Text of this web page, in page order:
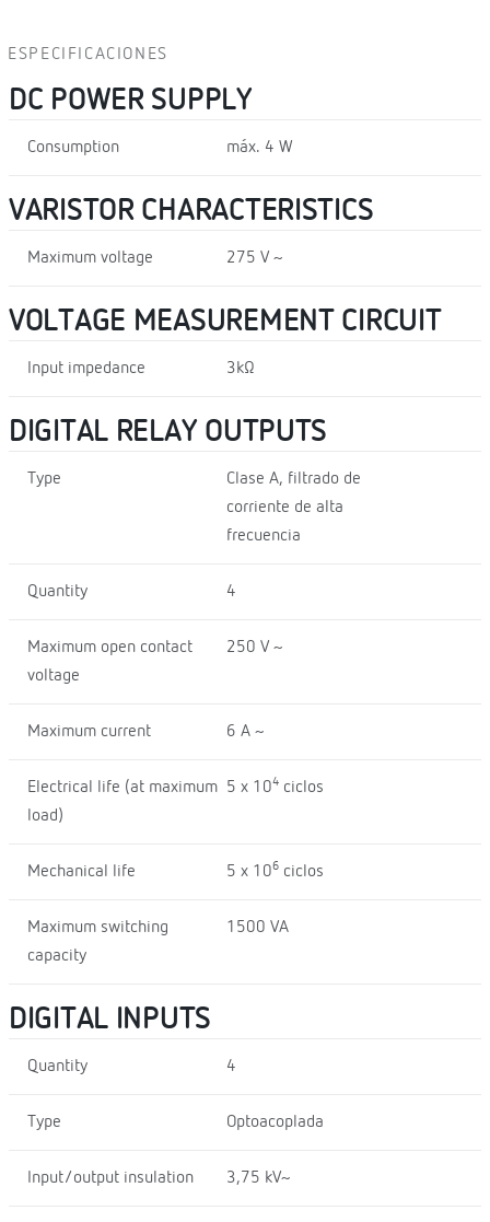
ESPECIFICACIONES
DC POWER SUPPLY
Consumption máx. 4 W
VARISTOR CHARACTERISTICS
Maximum voltage 275 V ~
VOLTAGE MEASUREMENT CIRCUIT
Input impedance 3kΩ
DIGITAL RELAY OUTPUTS
Type
Clase A, filtrado de
corriente de alta
frecuencia
Quantity 4
Maximum open contact
voltage
250 V ~
Maximum current 6 A ~
Electrical life (at maximum
load)
5 x 104ciclos
Mechanical life 5 x 106ciclos
Maximum switching
capacity
1500 VA
DIGITAL INPUTS
Quantity 4
Type Optoacoplada
Input/output insulation 3,75 kV~